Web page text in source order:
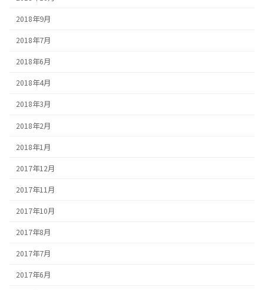
2018年9月
2018年7月
2018年6月
2018年4月
2018年3月
2018年2月
2018年1月
2017年12月
2017年11月
2017年10月
2017年8月
2017年7月
2017年6月